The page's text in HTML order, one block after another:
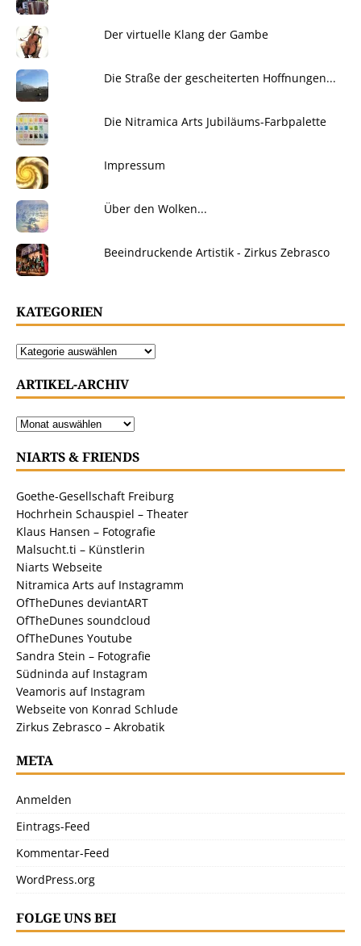
Der virtuelle Klang der Gambe
Die Straße der gescheiterten Hoffnungen...
Die Nitramica Arts Jubiläums-Farbpalette
Impressum
Über den Wolken...
Beeindruckende Artistik - Zirkus Zebrasco
KATEGORIEN
ARTIKEL-ARCHIV
NIARTS & FRIENDS
Goethe-Gesellschaft Freiburg
Hochrhein Schauspiel – Theater
Klaus Hansen – Fotografie
Malsucht.ti – Künstlerin
Niarts Webseite
Nitramica Arts auf Instagramm
OfTheDunes deviantART
OfTheDunes soundcloud
OfTheDunes Youtube
Sandra Stein – Fotografie
Südninda auf Instagram
Veamoris auf Instagram
Webseite von Konrad Schlude
Zirkus Zebrasco – Akrobatik
META
Anmelden
Eintrags-Feed
Kommentar-Feed
WordPress.org
FOLGE UNS BEI